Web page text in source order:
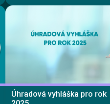
Lekce 1: Úvod
Úhradová vyhláška pro rok